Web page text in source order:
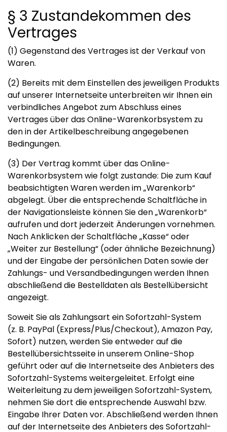
§ 3 Zustandekommen des
Vertrages
(1) Gegenstand des Vertrages ist der Verkauf von
Waren.
(2) Bereits mit dem Einstellen des jeweiligen Produkts
auf unserer Internetseite unterbreiten wir Ihnen ein
verbindliches Angebot zum Abschluss eines
Vertrages über das Online-Warenkorbsystem zu
den in der Artikelbeschreibung angegebenen
Bedingungen.
(3) Der Vertrag kommt über das Online-
Warenkorbsystem wie folgt zustande: Die zum Kauf
beabsichtigten Waren werden im „Warenkorb“
abgelegt. Über die entsprechende Schaltfläche in
der Navigationsleiste können Sie den „Warenkorb“
aufrufen und dort jederzeit Änderungen vornehmen.
Nach Anklicken der Schaltfläche „Kasse“ oder
„Weiter zur Bestellung“ (oder ähnliche Bezeichnung)
und der Eingabe der persönlichen Daten sowie der
Zahlungs- und Versandbedingungen werden Ihnen
abschließend die Bestelldaten als Bestellübersicht
angezeigt.
Soweit Sie als Zahlungsart ein Sofortzahl-System
(z. B. PayPal (Express/Plus/Checkout), Amazon Pay,
Sofort) nutzen, werden Sie entweder auf die
Bestellübersichtsseite in unserem Online-Shop
geführt oder auf die Internetseite des Anbieters des
Sofortzahl-Systems weitergeleitet. Erfolgt eine
Weiterleitung zu dem jeweiligen Sofortzahl-System,
nehmen Sie dort die entsprechende Auswahl bzw.
Eingabe Ihrer Daten vor. Abschließend werden Ihnen
auf der Internetseite des Anbieters des Sofortzahl-